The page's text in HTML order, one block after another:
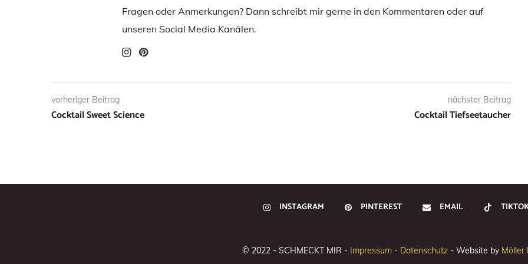
Fragen oder Anmerkungen? Dann schreibt mir gerne in den Kommentaren oder auf
unseren Social Media Kanälen.
vorheriger Beitrag
Cocktail Sweet Science
nächster Beitrag
Cocktail Tiefseetaucher
INSTAGRAM PINTEREST EMAIL
© 2022 - SCHMECKT MIR - Impressum- Datenschutz- Website by Möller